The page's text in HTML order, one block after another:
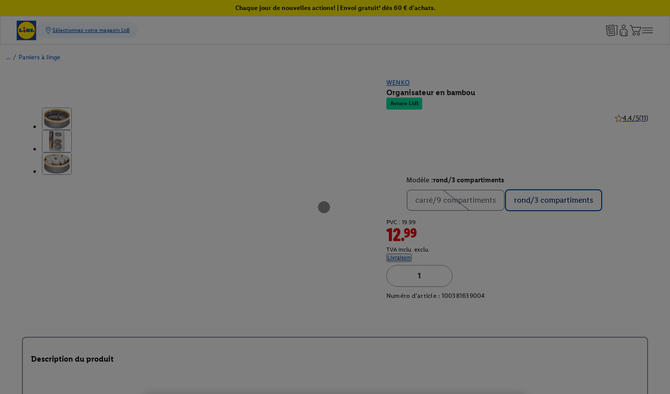
Chaque jour de nouvelles actions! | Envoi gratuit¹ dès 60 € d'achats.
/ Paniers à linge
WENKO
Organisateur en bambou
Astuce Lidl
4.4/5(11)
Modèle :rond/3 compartiments
carré/9 compartiments rond/3 compartiments
PVC : 19.99
12.99
TVA inclu. exclu.
Livraison
Numéro d'article : 100381639004
Description du produit